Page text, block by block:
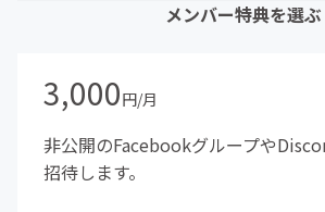
メンバー特典を選ぶ
3,000円/月
非公開のFacebookグループや
招待します。